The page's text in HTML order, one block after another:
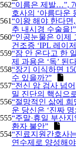
562“이름은 제발…”,
호사의 ‘아름다운
561“이왕 해야 한다면
추 내시경 수술을!”
560“인공눈물은 이제
건조증 ‘IPL 레이
559“잠 안 온다고 한
제 과용은 ‘독’ 된
558“장기 이식하면
수 있을까?”
557“전신 암 검사 넘
밀 진단의 핵심으
556“절망적인 삶에 희
운 당신은 ‘진짜 명
555“주말·휴일 부산
환자 불안”
554“진료지원간호사
연수제로 양성해